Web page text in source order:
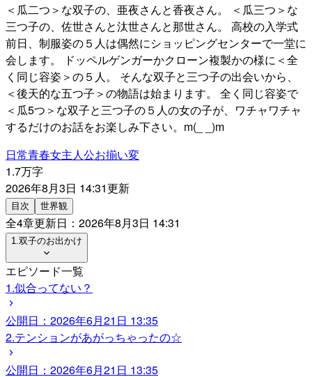
＜瓜二つ＞な双子の、亜夜さんと香夜さん。 ＜瓜三つ＞な
三つ子の、佐世さんと汰世さんと那世さん。 高校の入学式
前日、制服姿の５人は偶然にショッピングセンターで一堂に
会します。 ドッペルゲンガーかクローン複製かの様に＜全
く同じ容姿＞の５人。 そんな双子と三つ子の出会いから、
＜後天的な五つ子＞の物語は始まります。 全く同じ容姿で
＜瓜5つ＞な双子と三つ子の５人の女の子が、ワチャワチャ
するだけのお話をお楽しみ下さい。m(_ _)m
日常青春女主人公お揃い変
1.7万字
2026年8月3日 14:31更新
目次 世界観
全4章更新日： 2026年8月3日 14:31
1.双子のお出かけ
エピソード一覧
1.似合ってない？
公開日： 2026年6月21日 13:35
2.テンションがあがっちゃったの☆
公開日： 2026年6月21日 13:35